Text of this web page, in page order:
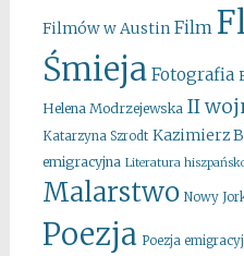
Filmów w Austin Film
Śmieja Fotografia
Helena Modrzejewska II
Katarzyna Szrodt Kazimierz
emigracyjna Literatura
Malarstwo Nowy
Poezja Poezja